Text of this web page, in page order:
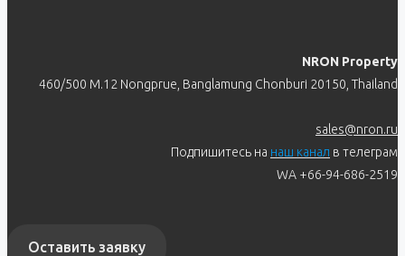
NRON Property
460/500 M.12 Nongprue, Banglamung Chonburi 20150, Thailand
sales@nron.ru
Подпишитесь на наш канал в телеграм
WA +66-94-686-2519
Оставить заявку